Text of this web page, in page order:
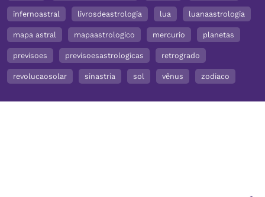
infernoastral livrosdeastrologia lua luanaastrologia
mapa astral mapaastrologico mercurio planetas
previsoes previsoesastrologicas retrogrado
revolucaosolar sinastria sol vênus zodiaco